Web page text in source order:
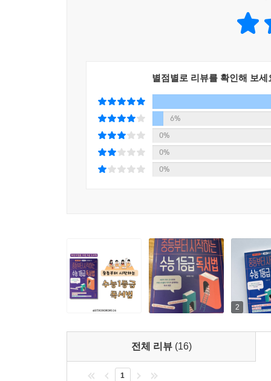
1등급의 최상위권으로 올라가기 위해서는 반드
공부 잘하는 아이들의 시간 관리법, 개념 노트
부록으로는 ‘국어 공부 로드맵 체크 리스트’를
어떻게 공부 방향을 정해야 할 지 가늠하며 국어
별점별로 리뷰를 확인해 보세
6%
0%
0%
0%
2
전체 리뷰 (16)
1